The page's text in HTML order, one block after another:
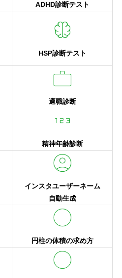
ADHD診断テスト
neurology
HSP診断テスト
work
適職診断
123
精神年齢診断
account_circle
インスタユーザーネーム
自動生成
circle
円柱の体積の求め方
circle